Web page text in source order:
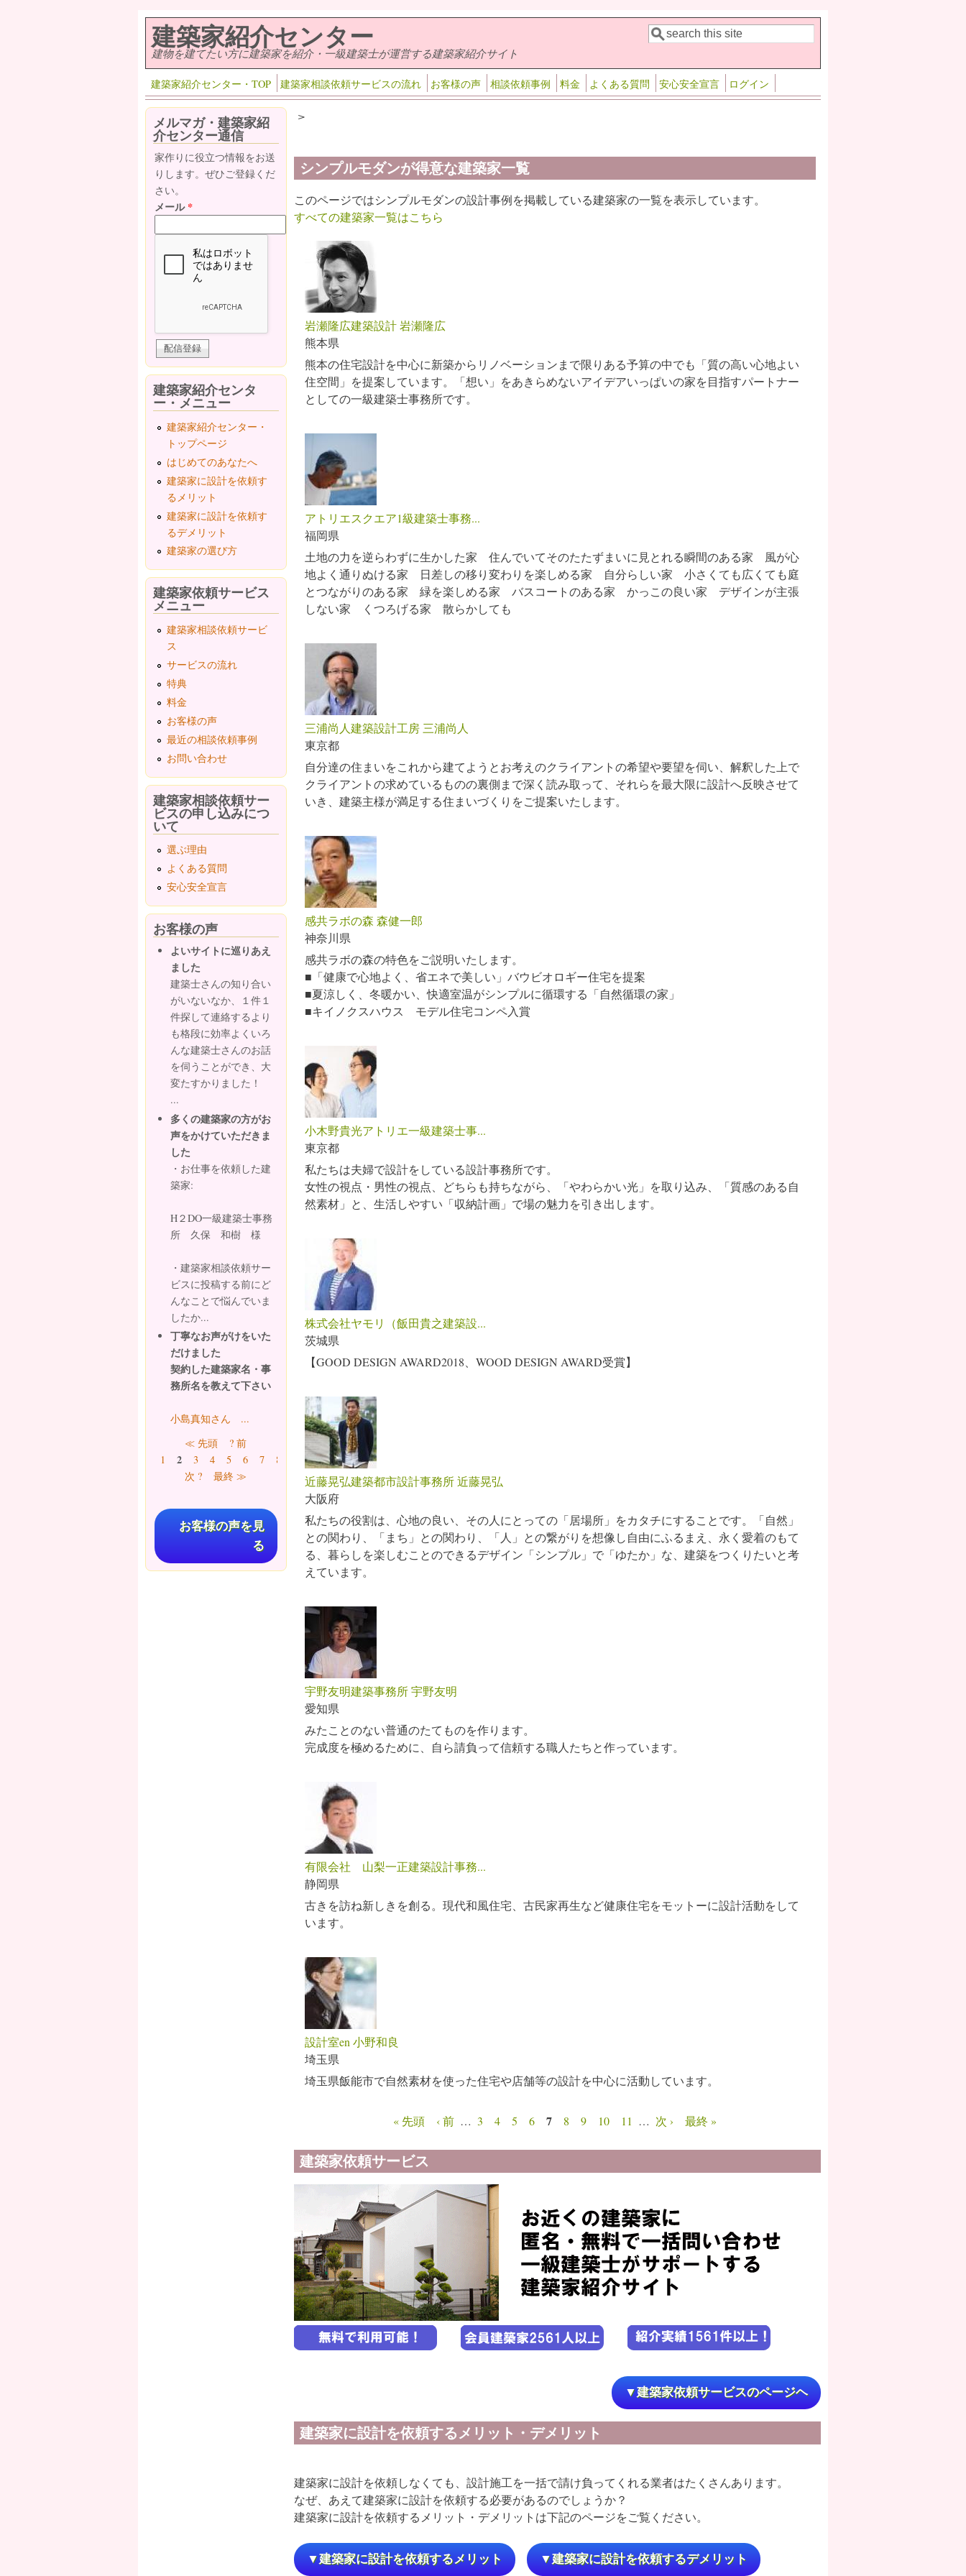
建築家紹介センター
建物を建てたい方に建築家を紹介・一級建築士が運営する建築家紹介サイト 検索フォーム
検索
建築家紹介センター・TOP 建築家相談依頼サービスの流れ お客様の声 相談依頼事例 料金 よくある質問 安心安全宣言 ログイン
>
シンプルモダンが得意な建築家一覧
このページではシンプルモダンの設計事例を掲載している建築家の一覧を表示しています。
すべての建築家一覧はこちら
岩瀬隆広建築設計 岩瀬隆広
熊本県
熊本の住宅設計を中心に新築からリノベーションまで限りある予算の中でも「質の高い心地よい
住空間」を提案しています。「想い」をあきらめないアイデアいっぱいの家を目指すパートナー
としての一級建築士事務所です。
アトリエスクエア1級建築士事務...
福岡県
土地の力を逆らわずに生かした家 住んでいてそのたたずまいに見とれる瞬間のある家 風が心
地よく通りぬける家 日差しの移り変わりを楽しめる家 自分らしい家 小さくても広くても庭
とつながりのある家 緑を楽しめる家 バスコートのある家 かっこの良い家 デザインが主張
しない家 くつろげる家 散らかしても
三浦尚人建築設計工房 三浦尚人
東京都
自分達の住まいをこれから建てようとお考えのクライアントの希望や要望を伺い、解釈した上で
クライアントの求めているものの裏側まで深く読み取って、それらを最大限に設計へ反映させて
いき、建築主様が満足する住まいづくりをご提案いたします。
感共ラボの森 森健一郎
神奈川県
感共ラボの森の特色をご説明いたします。
■「健康で心地よく、省エネで美しい」バウビオロギー住宅を提案
■夏涼しく、冬暖かい、快適室温がシンプルに循環する「自然循環の家」
■キイノクスハウス モデル住宅コンペ入賞
小木野貴光アトリエ一級建築士事...
東京都
私たちは夫婦で設計をしている設計事務所です。
女性の視点・男性の視点、どちらも持ちながら、「やわらかい光」を取り込み、「質感のある自
然素材」と、生活しやすい「収納計画」で場の魅力を引き出します。
株式会社ヤモリ（飯田貴之建築設...
茨城県
【GOOD DESIGN AWARD2018、WOOD DESIGN AWARD受賞】
近藤晃弘建築都市設計事務所 近藤晃弘
大阪府
私たちの役割は、心地の良い、その人にとっての「居場所」をカタチにすることです。「自然」
との関わり、「まち」との関わり、「人」との繋がりを想像し自由にふるまえ、永く愛着のもて
る、暮らしを楽しむことのできるデザイン「シンプル」で「ゆたか」な、建築をつくりたいと考
えています。
宇野友明建築事務所 宇野友明
愛知県
みたことのない普通のたてものを作ります。
完成度を極めるために、自ら請負って信頼する職人たちと作っています。
有限会社 山梨一正建築設計事務...
静岡県
古きを訪ね新しきを創る。現代和風住宅、古民家再生など健康住宅をモットーに設計活動をして
います。
設計室en 小野和良
埼玉県
埼玉県飯能市で自然素材を使った住宅や店舗等の設計を中心に活動しています。
« 先頭 ‹ 前 … 3 4 5 6 7 8 9 10 11 … 次 › 最終 »
建築家依頼サービス
▼建築家依頼サービスのページヘ
建築家に設計を依頼するメリット・デメリット
建築家に設計を依頼しなくても、設計施工を一括で請け負ってくれる業者はたくさんあります。
なぜ、あえて建築家に設計を依頼する必要があるのでしょうか？
建築家に設計を依頼するメリット・デメリットは下記のページをご覧ください。
▼建築家に設計を依頼するメリット ▼建築家に設計を依頼するデメリット
メルマガ・建築家紹
介センター通信
家作りに役立つ情報をお送
りします。ぜひご登録くだ
さい。
メール*
建築家紹介センタ
ー・メニュー
建築家紹介センター・
トップページ
はじめてのあなたへ
建築家に設計を依頼す
るメリット
建築家に設計を依頼す
るデメリット
建築家の選び方
建築家依頼サービス
メニュー
建築家相談依頼サービ
ス
サービスの流れ
特典
料金
お客様の声
最近の相談依頼事例
お問い合わせ
建築家相談依頼サー
ビスの申し込みにつ
いて
選ぶ理由
よくある質問
安心安全宣言
お客様の声
よいサイトに巡りあえ
ました
建築士さんの知り合い
がいないなか、１件１
件探して連絡するより
も格段に効率よくいろ
んな建築士さんのお話
を伺うことができ、大
変たすかりました！
...
多くの建築家の方がお
声をかけていただきま
した
・お仕事を依頼した建
築家:
H２DO一級建築士事務
所 久保 和樹 様
・建築家相談依頼サー
ビスに投稿する前にど
んなことで悩んでいま
したか...
丁寧なお声がけをいた
だけました
契約した建築家名・事
務所名を教えて下さい
小島真知さん ...
ページ≪ 先頭
? 前
1
2 3 4 5 6 7 8
…
次 ?
最終 ≫
お客様の声を見
る